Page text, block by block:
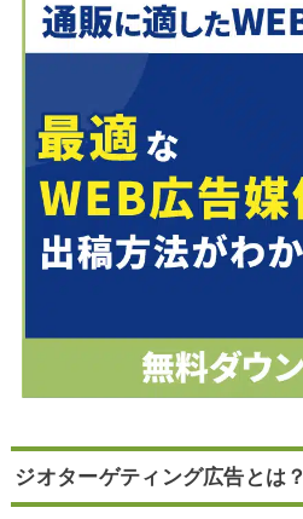
ジオターゲティング広告とは？